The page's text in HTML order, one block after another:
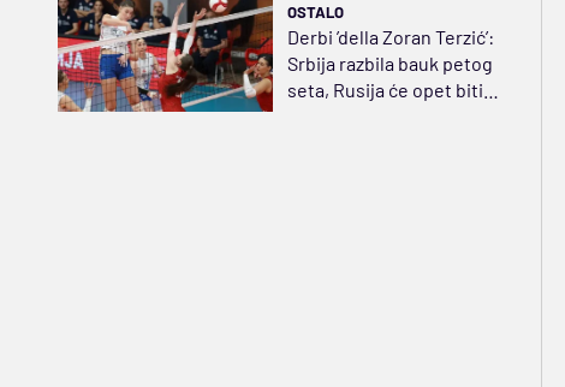
OSTALO
Derbi ’della Zoran Terzić’:
Srbija razbila bauk petog
seta, Rusija će opet biti